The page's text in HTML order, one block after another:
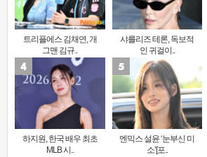
트리플에스 김채연, 개
그맨 김규..
샤를리즈 테론, 독보적
인 귀걸이..
하지원, 한국 배우 최초
MLB 시..
엔믹스 설윤 ‘눈부신 미
소’[포..